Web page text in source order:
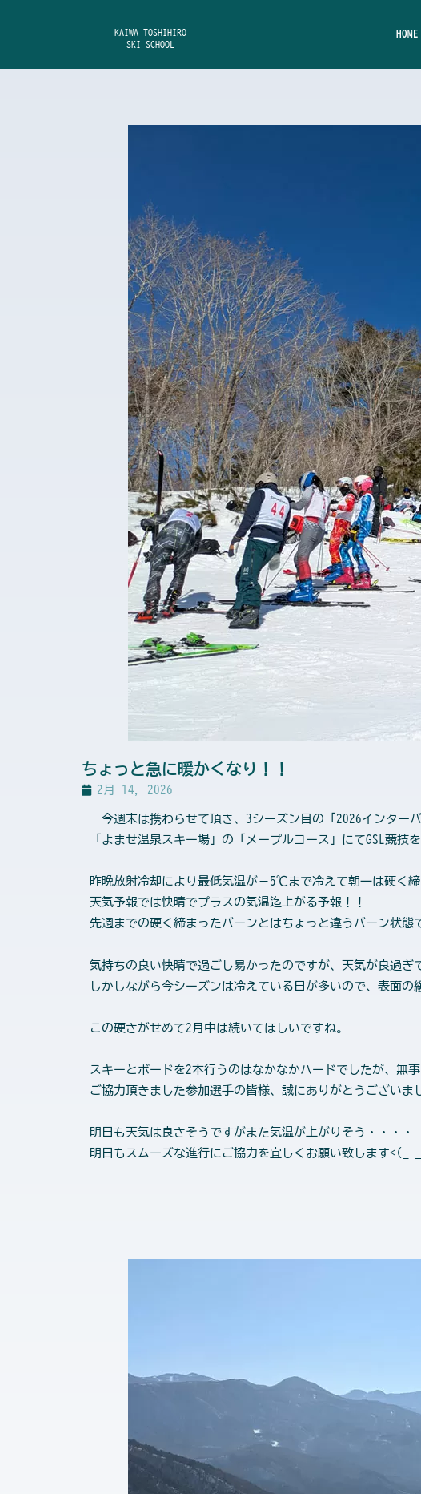
ス
KAIWA TOSHIHIRO
SKI SCHOOL
HOME
ちょっと急に暖かくなり！！
2月 14, 2026
今週末は携わらせて頂き、3シーズン目の「2026インターバ
「よませ温泉スキー場」の「メープルコース」にてGSL競技
昨晩放射冷却により最低気温が－5℃まで冷えて朝一は硬く締
天気予報では快晴でプラスの気温迄上がる予報！！
先週までの硬く締まったバーンとはちょっと違うバーン状
気持ちの良い快晴で過ごし易かったのですが、天気が良過ぎ
しかしながら今シーズンは冷えている日が多いので、表面
この硬さがせめて2月中は続いてほしいですね。
スキーとボードを2本行うのはなかなかハードでしたが、無
ご協力頂きました参加選手の皆様、誠にありがとうござい
明日も天気は良さそうですがまた気温が上がりそう・・・・
明日もスムーズな進行にご協力を宜しくお願い致します<(_